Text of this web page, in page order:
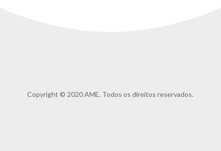
Copyright © 2020 AME. Todos os direitos reservados.